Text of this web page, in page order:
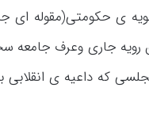
ی حکومتی(مقوله ای
جاری وعرف جامعه
که داعیه ی